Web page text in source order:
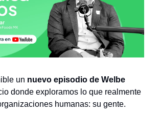
un nuevo episodio de Welbe
donde exploramos lo que realmente
humanas: su gente.